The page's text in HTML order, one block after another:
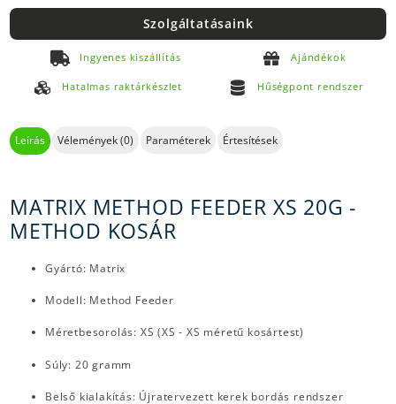
Szolgáltatásaink
Ingyenes kiszállítás Ajándékok
Hatalmas raktárkészlet Hűségpont rendszer
Leírás Vélemények (0) Paraméterek Értesítések
MATRIX METHOD FEEDER XS 20G -
METHOD KOSÁR
Gyártó: Matrix
Modell: Method Feeder
Méretbesorolás: XS (XS - XS méretű kosártest)
Súly: 20 gramm
Belső kialakítás: Újratervezett kerek bordás rendszer